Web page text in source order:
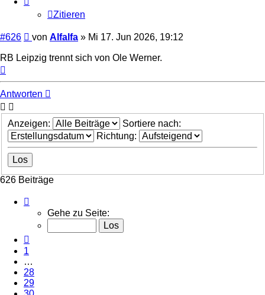
Zitieren
#626 Beitrag
von Alfalfa » Mi 17. Jun 2026, 19:12
RB Leipzig trennt sich von Ole Werner.
oben
Antworten
Anzeigen:
Sortiere nach:
Richtung:
626 Beiträge
32
32
Gehe zu Seite:
1
…
28
29